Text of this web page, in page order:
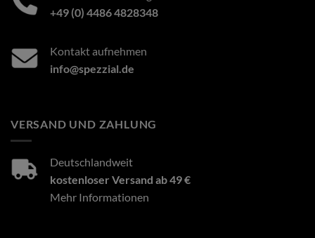
+49 (0) 4486 4828348
Kontakt aufnehmen
info@spezzial.de
VERSAND UND ZAHLUNG
Deutschlandweit
kostenloser Versand ab 49 €
Mehr Informationen